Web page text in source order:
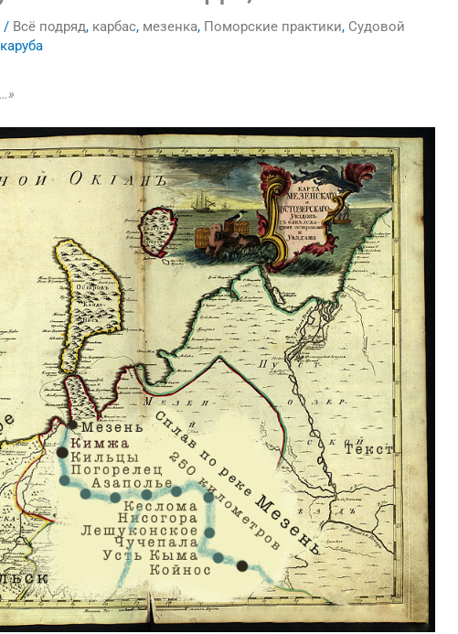
/ Всё подряд, карбас, мезенка, Поморские практики, Судовой